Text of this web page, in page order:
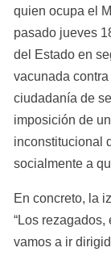
quien ocupa el
pasado jueves
del Estado en
vacunada
ciudadanía de
imposición de
inconstitucional
socialmente a
En concreto, la
“Los
vamos a ir